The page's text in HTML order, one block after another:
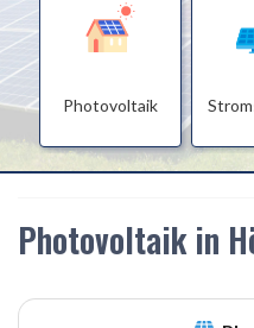
Photovoltaik
Photovoltaik in